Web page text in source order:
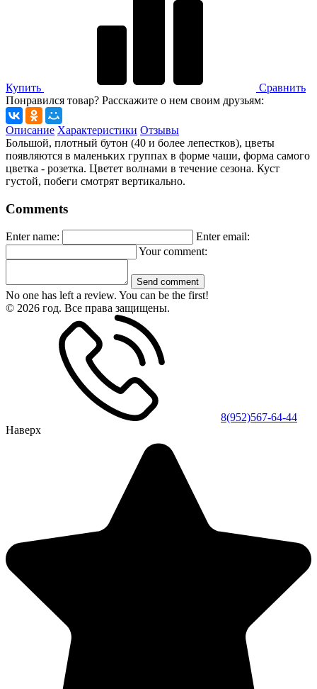
Купить
Сравнить
Понравился товар? Расскажите о нем своим друзьям:
Описание Характеристики Отзывы
Большой, плотный бутон (40 и более лепестков), цветы
появляются в маленьких группах в форме чаши, форма самого
цветка - розетка. Цветет волнами в течение сезона. Куст
густой, побеги смотрят вертикально.
Comments
Enter name:
Enter email:
Your comment:
Send comment
No one has left a review. You can be the first!
© 2026 год. Все права защищены.
8(952)567-64-44
Наверх